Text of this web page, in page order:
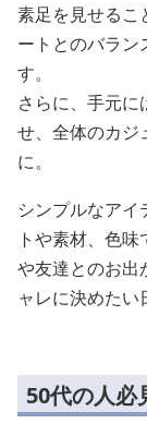
素足を見せるこ
ートとのバラン
す。
さらに、手元
せ、全体のカジ
に。
シンプルなア
トや素材、色
や友達とのお出
ャレに決めたい
50代の人必